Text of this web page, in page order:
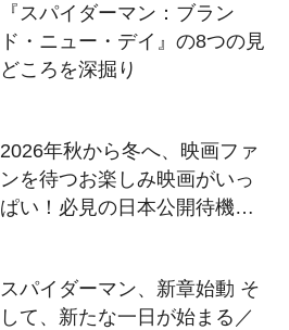
『スパイダーマン：ブラン
ド・ニュー・デイ』の8つの見
どころを深掘り
2026年秋から冬へ、映画ファ
ンを待つお楽しみ映画がいっ
ぱい！必見の日本公開待機作
スパイダーマン、新章始動 そ
して、新たな一日が始まる／